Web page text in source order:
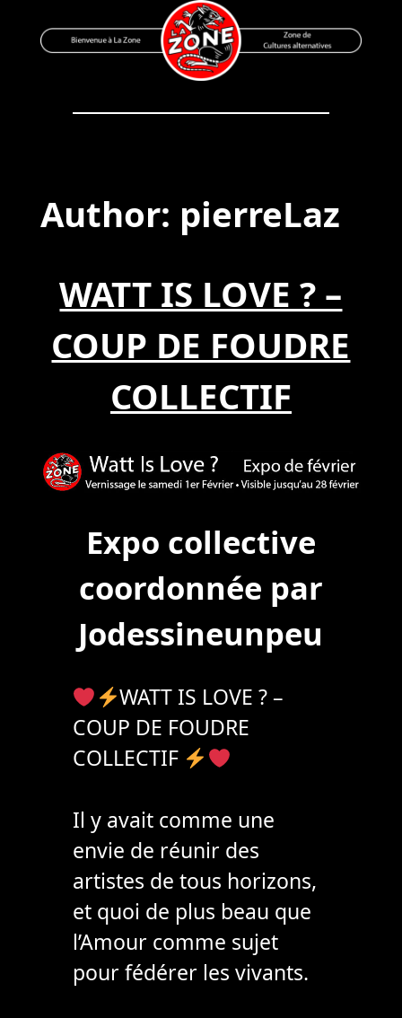
to
Bienvenue à La Zone
Zone de Cultures Alternatives
Author: pierreLaz
WATT IS LOVE ? –
COUP DE FOUDRE
COLLECTIF
Expo collective
coordonnée par
Jodessineunpeu
WATT IS LOVE ? –
COUP DE FOUDRE
COLLECTIF
Il y avait comme une
envie de réunir des
artistes de tous horizons,
et quoi de plus beau que
l’Amour comme sujet
pour fédérer les vivants.